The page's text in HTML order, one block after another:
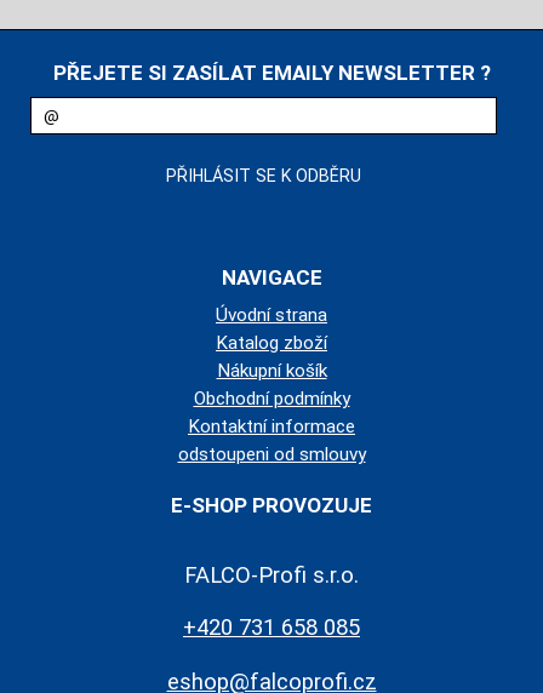
PŘEJETE SI ZASÍLAT EMAILY NEWSLETTER ?
NAVIGACE
Úvodní strana
Katalog zboží
Nákupní košík
Obchodní podmínky
Kontaktní informace
odstoupeni od smlouvy
E-SHOP PROVOZUJE
FALCO-Profi s.r.o.
+420 731 658 085
eshop@falcoprofi.cz